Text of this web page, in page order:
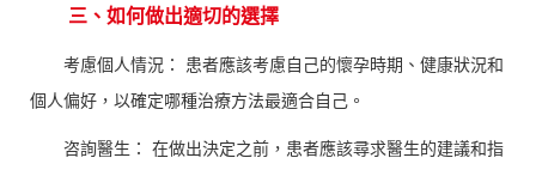
三、如何做出適切的選擇
考慮個人情況： 患者應該考慮自己的懷孕時期、健康狀況和
個人偏好，以確定哪種治療方法最適合自己。
咨詢醫生： 在做出決定之前，患者應該尋求醫生的建議和指